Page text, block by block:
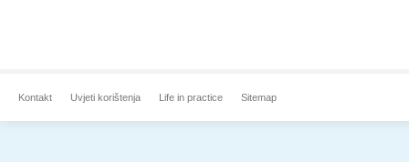
Kontakt Uvjeti korištenja Life in practice Sitemap